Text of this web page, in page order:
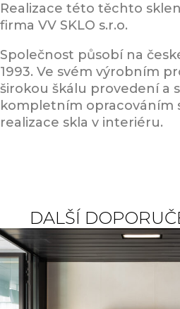
Realizace této těchto
firma VV SKLO s.r.o.
Společnost působí na
1993. Ve svém výrobním
širokou škálu provedení a
kompletním opracováním
realizace skla v interiéru.
DALŠÍ